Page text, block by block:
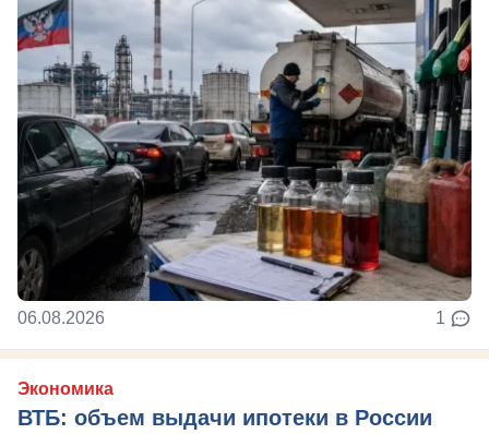
06.08.2026 1
Экономика
ВТБ: объем выдачи ипотеки в России